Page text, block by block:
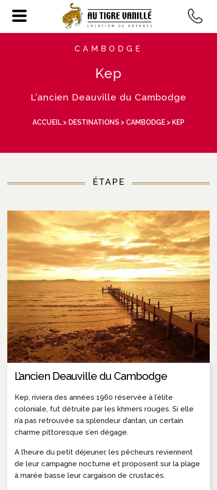
CAMBODGE
Kep
L’ancien Deauville du Cambodge
ACCUEIL > DESTINATIONS > CAMBODGE > KEP
ÉTAPE
L’ancien Deauville du Cambodge
Kep, riviera des années 1960 réservée à l’élite
coloniale, fut détruite par les khmers rouges. Si elle
n’a pas retrouvée sa splendeur d’antan, un certain
charme pittoresque s’en dégage.
A l’heure du petit déjeuner, les pêcheurs reviennent
de leur campagne nocturne et proposent sur la plage
à marée basse leur cargaison de crustacés.